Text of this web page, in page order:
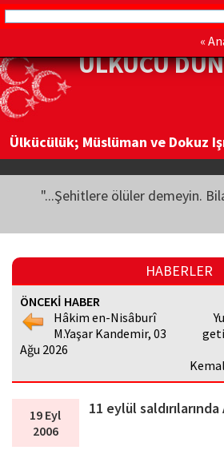
«
ÜLKÜCÜ
Ülkücülük; Müslüman ve Dokuz
"...Şehitlere ölüler demeyin.
HABERLER
ÖNCEKİ HABER
Hâkim en-Nisâburî
M.Yaşar Kandemir, 03
Ağu 2026
19 Eyl
2006
11 eylül